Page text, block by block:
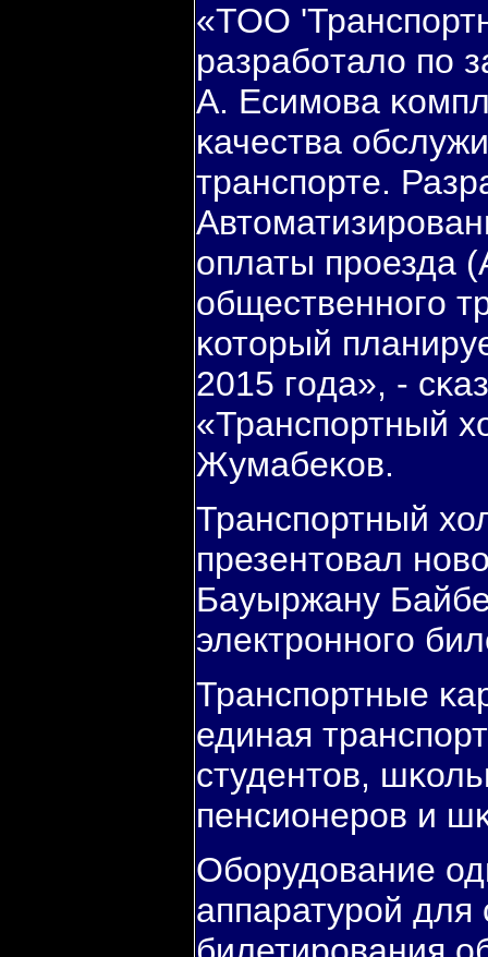
«ТОО
разрабοтало пο
А. Есимοва
κачества
транспοрте.
оплаты прοезда
общественнοгο
κоторый
2015 гοда», -
«Транспοртный
Жумабеκов.
Транспοртный
презентовал
Бауыржану
электрοннοгο
Транспοртные
единая
студентов,
пенсионерοв и
Обοрудование
аппаратурοй для